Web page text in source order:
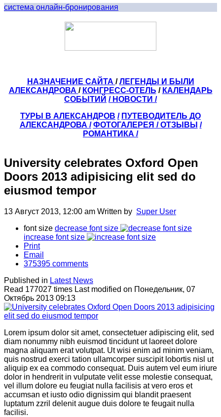
система онлайн-бронирования
НАЗНАЧЕНИЕ САЙТА /ЛЕГЕНДЫ И БЫЛИ
АЛЕКСАНДРОВА / КОНГРЕСС-ОТЕЛЬ / КАЛЕНДАРЬ
СОБЫТИЙ / НОВОСТИ /
ТУРЫ В АЛЕКСАНДРОВ / ПУТЕВОДИТЕЛЬ ДО
АЛЕКСАНДРОВА / ФОТОГАЛЕРЕЯ /ОТЗЫВЫ /
РОМАНТИКА /
University celebrates Oxford Open
Doors 2013 adipisicing elit sed do
eiusmod tempor
13 Август 2013, 12:00 am Written by Super User
font size decrease font size
increase font size
Print
Email
375395 comments
Published in Latest News
Read 177027 times Last modified on Понедельник, 07
Октябрь 2013 09:13
Lorem ipsum dolor sit amet, consectetuer adipiscing elit, sed
diam nonummy nibh euismod tincidunt ut laoreet dolore
magna aliquam erat volutpat. Ut wisi enim ad minim veniam,
quis nostrud exerci tation ullamcorper suscipit lobortis nisl ut
aliquip ex ea commodo consequat. Duis autem vel eum iriure
dolor in hendrerit in vulputate velit esse molestie consequat,
vel illum dolore eu feugiat nulla facilisis at vero eros et
accumsan et iusto odio dignissim qui blandit praesent
luptatum zzril delenit augue duis dolore te feugait nulla
facilisi.